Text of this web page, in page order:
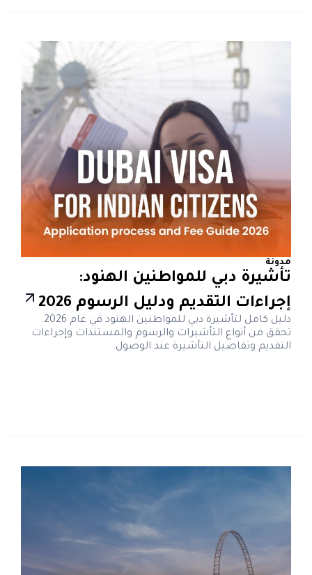
مدونة
تأشيرة دبي للمواطنين الهنود:
إجراءات التقديم ودليل الرسوم 2026
دليل كامل لتأشيرة دبي للمواطنين الهنود في عام 2026.
تحقق من أنواع التأشيرات والرسوم والمستندات وإجراءات
التقديم وتفاصيل التأشيرة عند الوصول.